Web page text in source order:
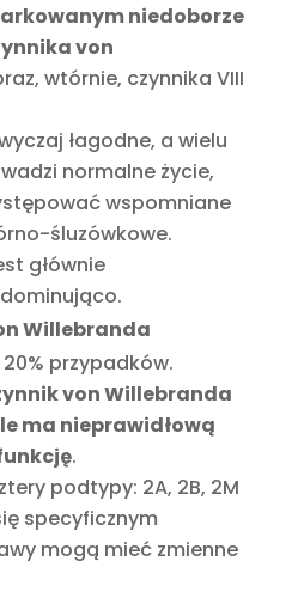
niedoborze
von
wtórnie, czynnika VIII
łagodne, a wielu
normalne życie,
wspomniane
śluzówkowe.
głównie
Willebranda
przypadków.
von Willebranda
ma nieprawidłową
.
podtypy: 2A, 2B, 2M
specyficznym
mogą mieć zmienne